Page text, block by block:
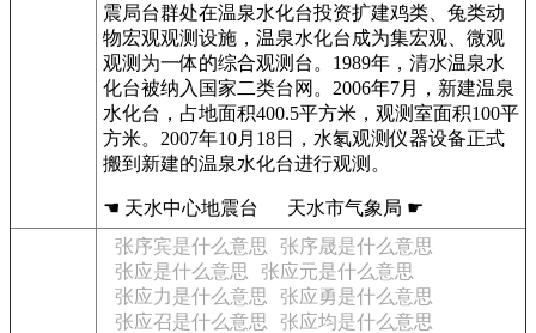
震局台群处在温泉水化台投资扩建鸡类、兔类动
物宏观观测设施，温泉水化台成为集宏观、微观
观测为一体的综合观测台。1989年，清水温泉水
化台被纳入国家二类台网。2006年7月，新建温泉
水化台，占地面积400.5平方米，观测室面积100平
方米。2007年10月18日，水氡观测仪器设备正式
搬到新建的温泉水化台进行观测。
☚ 天水中心地震台 天水市气象局 ☛
张序宾是什么意思
张序晟是什么意思
张应是什么意思
张应元是什么意思
张应力是什么意思
张应勇是什么意思
张应召是什么意思
张应均是什么意思